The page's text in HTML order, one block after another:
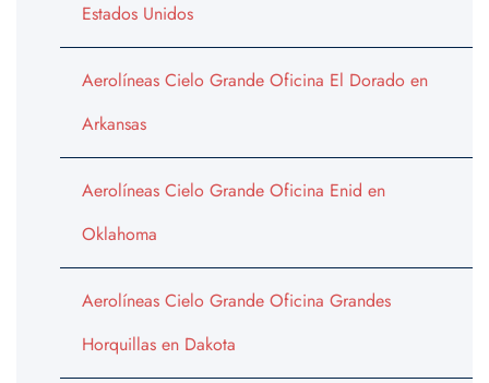
Estados Unidos
Aerolíneas Cielo Grande Oficina El Dorado en
Arkansas
Aerolíneas Cielo Grande Oficina Enid en
Oklahoma
Aerolíneas Cielo Grande Oficina Grandes
Horquillas en Dakota